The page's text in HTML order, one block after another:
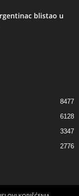
blistao u
8477
6128
3347
2776